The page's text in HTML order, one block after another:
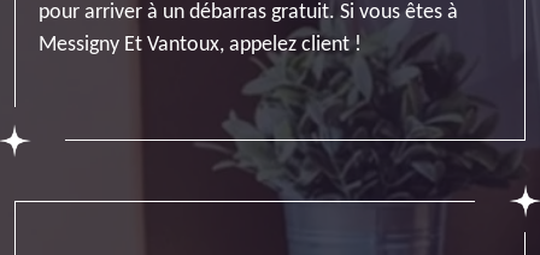
pour arriver à un débarras gratuit. Si vous êtes à
Messigny Et Vantoux, appelez client !